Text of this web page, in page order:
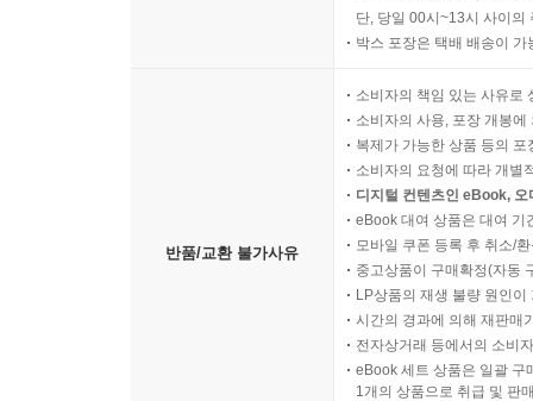
단, 당일 00시~13시 사이의
박스 포장은 택배 배송이
반품/교환 불가사유
소비자의 책임 있는 사유로
소비자의 사용, 포장 개봉
복제가 가능한 상품 등의
소비자의 요청에 따라 개별
디지털 컨텐츠인 eBook,
eBook 대여 상품은 대여 기
모바일 쿠폰 등록 후 취소/
중고상품이 구매확정(자동
LP상품의 재생 불량 원인
시간의 경과에 의해 재판매
전자상거래 등에서의 소비
eBook 세트 상품은 일괄 구
1개의 상품으로 취급 및 판